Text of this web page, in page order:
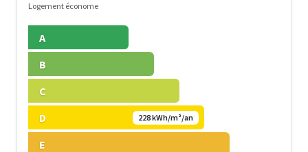
Logement économe
A
B
C
D
228 kWh/m²/an
E